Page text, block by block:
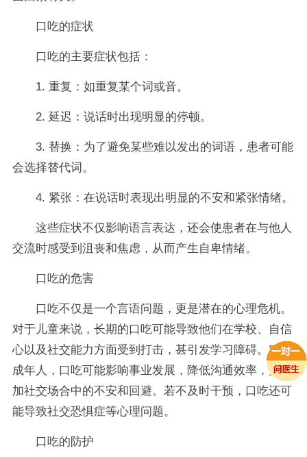
口吃的症状
口吃的主要症状包括：
1. 重复：如重复某个词或音。
2. 延迟：说话时出现明显的停顿。
3. 替换：为了避免某些难以发出的词语，患者可能
会选择替代词。
4. 紧张：在说话时表现出明显的不安和紧张情绪。
这些症状不仅影响语言表达，还会使患者在与他人
交流时感受到沮丧和焦虑，从而产生自卑情绪。
口吃的危害
口吃不仅是一个言语问题，更是潜在的心理危机。
对于儿童来说，长期的口吃可能导致他们在学校、自信
心以及社交能力方面受到打击，甚引发学习障碍。对于
成年人，口吃可能影响事业发展，降低沟通效率，并增
加社交场合中的不安和回避。若不及时干预，口吃还可
能导致社交恐惧症等心理问题。
口吃的防护